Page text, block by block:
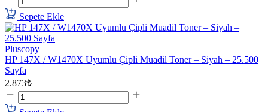
Sepete Ekle
Pluscopy
HP 147X / W1470X Uyumlu Çipli Muadil Toner – Siyah – 25.500
Sayfa
2.873₺